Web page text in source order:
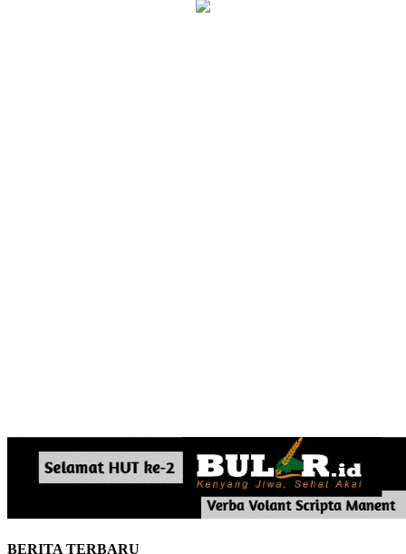
BERITA TERBARU